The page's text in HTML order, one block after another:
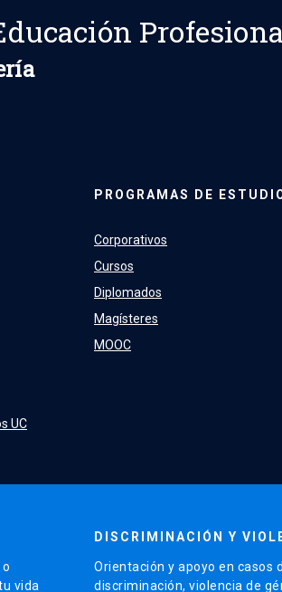
UC
PROGRAMAS DE
Corporativos
Cursos
Diplomados
Magísteres
MOOC
vida
DISCRIMINACIÓN Y
Orientación y apoyo en casos
discriminación, violencia de